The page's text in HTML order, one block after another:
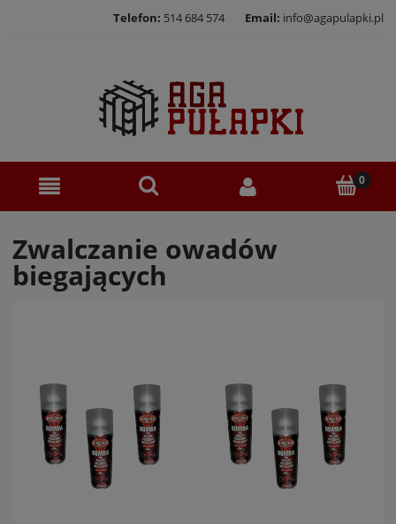
Telefon: 514 684 574 Email: info@agapulapki.pl
Zwalczanie owadów
biegających